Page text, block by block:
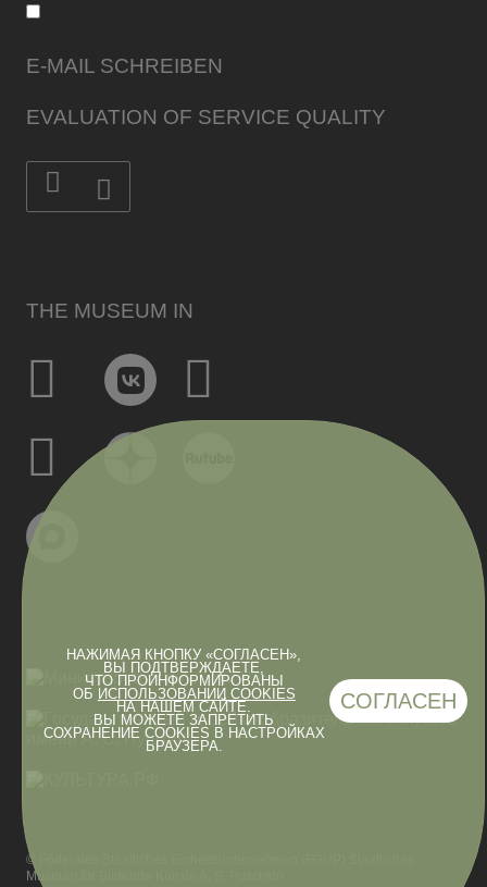
НАЖИМАЯ КНОПКУ «СОГЛАСЕН»,
ВЫ ПОДТВЕРЖДАЕТЕ,
ЧТО ПРОИНФОРМИРОВАНЫ
ОБ ИСПОЛЬЗОВАНИИ COOKIES
НА НАШЕМ САЙТЕ.
ВЫ МОЖЕТЕ ЗАПРЕТИТЬ
СОХРАНЕНИЕ COOKIES В НАСТРОЙКАХ
БРАУЗЕРА.
СОГЛАСЕН
THE MUSEUM IN
E-MAIL SCHREIBEN
EVALUATION OF SERVICE QUALITY
© Föderales Staatliches Einheitsunternehmen (FGUP) Staatliches
Museum für Bildende Künste A. S. Puschkin